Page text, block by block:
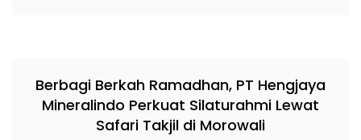
Berbagi Berkah Ramadhan, PT Hengjaya
Mineralindo Perkuat Silaturahmi Lewat
Safari Takjil di Morowali